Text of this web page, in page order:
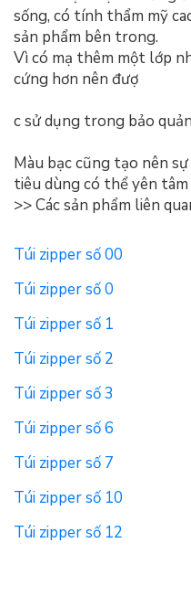
sống, có tính thẩm mỹ
sản phẩm bên trong.
Vì có mạ thêm một lớp
cứng hơn nên đượ
c sử dụng trong bảo
Màu bạc cũng tạo nên
tiêu dùng có thể yên tâm
>> Các sản phẩm liên
Túi zipper số 00
Túi zipper số 0
Túi zipper số 1
Túi zipper số 2
Túi zipper số 3
Túi zipper số 6
Túi zipper số 7
Túi zipper số 10
Túi zipper số 12